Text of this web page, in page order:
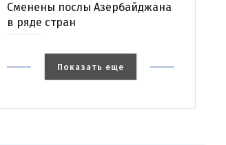
Сменены послы Азербайджана
в ряде стран
Показать еще